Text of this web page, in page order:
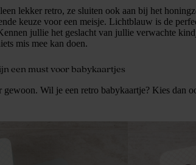
lekker retro, ze sluiten ook aan bij het
keuze voor een meisje. Lichtblauw is de
jullie het geslacht van jullie verwachte
mis mee kan doen.
een must voor babykaartjes
gewoon. Wil je een retro babykaartje? Kies dan